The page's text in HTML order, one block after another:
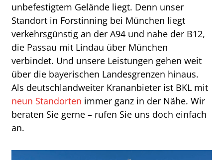
unbefestigtem Gelände liegt. Denn unser
Standort in Forstinning bei München liegt
verkehrsgünstig an der A94 und nahe der B12,
die Passau mit Lindau über München
verbindet. Und unsere Leistungen gehen weit
über die bayerischen Landesgrenzen hinaus.
Als deutschlandweiter Krananbieter ist BKL mit
neun Standorten immer ganz in der Nähe. Wir
beraten Sie gerne – rufen Sie uns doch einfach
an.